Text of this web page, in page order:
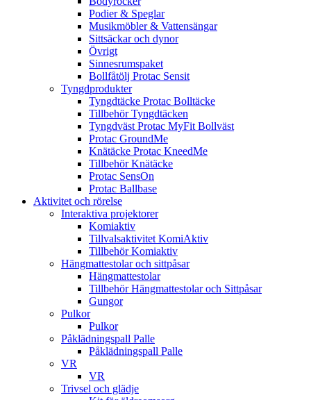
Podier & Speglar
Musikmöbler & Vattensängar
Sittsäckar och dynor
Övrigt
Sinnesrumspaket
Bollfåtölj Protac Sensit
Tyngdprodukter
Tyngdtäcke Protac Bolltäcke
Tillbehör Tyngdtäcken
Tyngdväst Protac MyFit Bollväst
Protac GroundMe
Knätäcke Protac KneedMe
Tillbehör Knätäcke
Protac SensOn
Protac Ballbase
Aktivitet och rörelse
Interaktiva projektorer
Komiaktiv
Tillvalsaktivitet KomiAktiv
Tillbehör Komiaktiv
Hängmattestolar och sittpåsar
Hängmattestolar
Tillbehör Hängmattestolar och Sittpåsar
Gungor
Pulkor
Pulkor
Påklädningspall Palle
Påklädningspall Palle
VR
VR
Trivsel och glädje